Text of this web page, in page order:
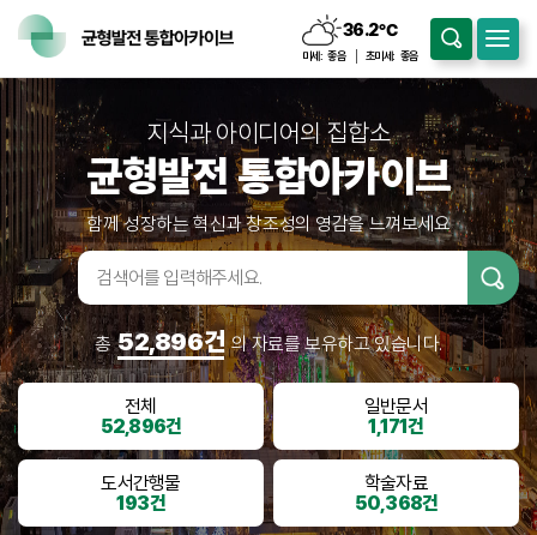
36.2℃
구름조금
미세: 좋음 초미세: 좋음
지식과 아이디어의 집합소
균형발전 통합아카이브
함께 성장하는 혁신과 창조성의 영감을 느껴보세요
검색어입
력
총52,896건 의 자료를 보유하고 있습니다.
전체
52,896건
일반문서
1,171건
도서간행물
193건
학술자료
50,368건